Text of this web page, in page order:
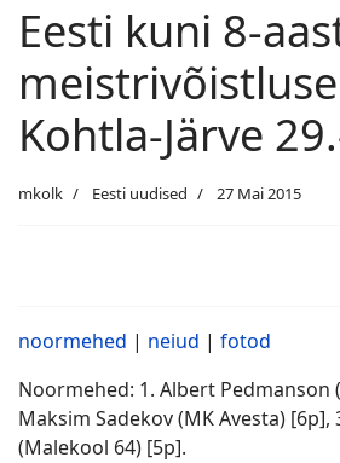
Eesti kuni 8-
Kohtla-Järve
mkolk Eesti uudised 27 Mai 2015
noormehed | neiud | fotod
Noormehed: 1. Albert Pedmanson
Maksim Sadekov (MK Avesta)
(Malekool 64) [5p].